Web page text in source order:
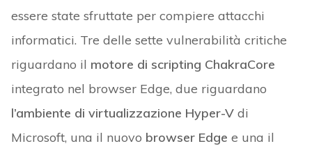
essere state sfruttate per compiere attacchi
informatici. Tre delle sette vulnerabilità critiche
riguardano il motore di scripting ChakraCore
integrato nel browser Edge, due riguardano
l’ambiente di virtualizzazione Hyper-Vdi
Microsoft, una il nuovo browser Edge e una il